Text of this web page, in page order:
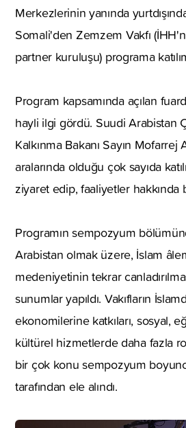
Merkezlerinin yanında
Somali'den Zemzem Vakfı
partner kuruluşu) programa
Program kapsamında açılan
hayli ilgi gördü. Suudi Arabistan
Kalkınma Bakanı Sayın Mofarrej
aralarında olduğu çok sayıda
ziyaret edip, faaliyetler hakkında
Programın sempozyum
Arabistan olmak üzere, İslam
medeniyetinin tekrar
sunumlar yapıldı. Vakıfların
ekonomilerine katkıları, sosyal,
kültürel hizmetlerde daha fazla
bir çok konu sempozyum
tarafından ele alındı.